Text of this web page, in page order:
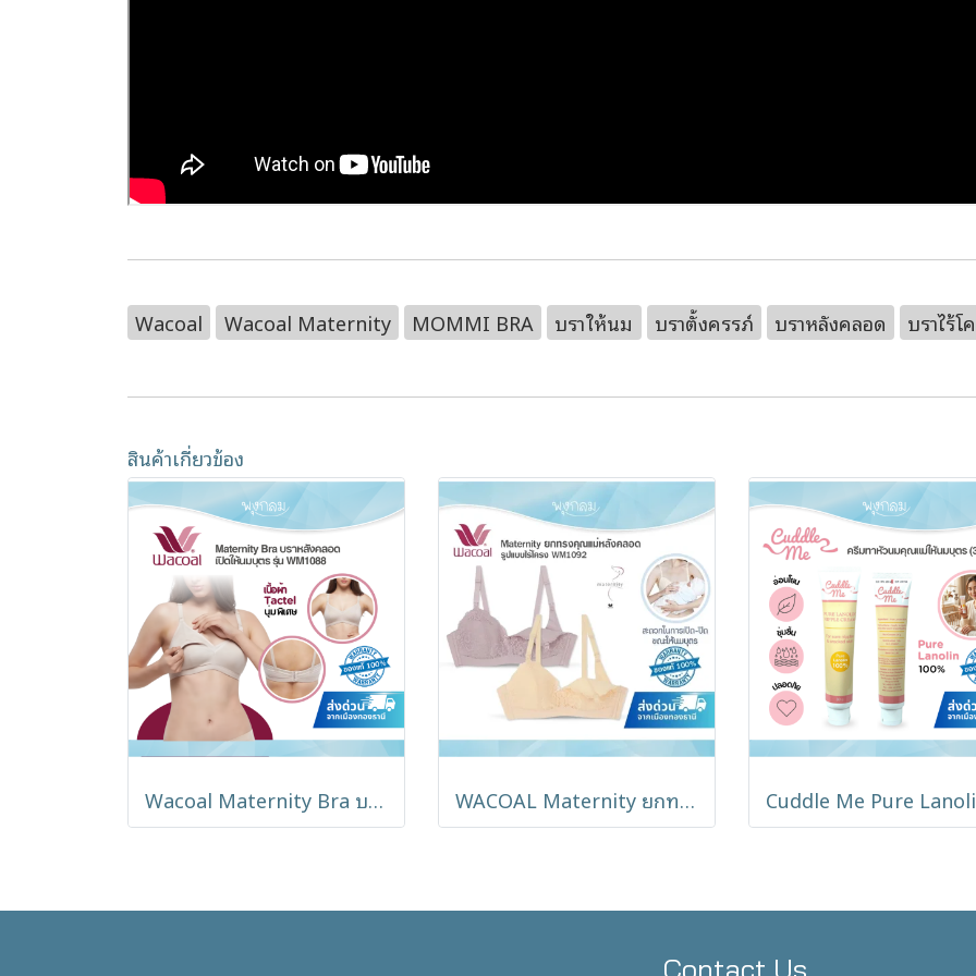
Wacoal Wacoal Maternity MOMMI BRA บราให้นม บราตั้งครรภ์ บราหลังคลอด บราไร้โ
สินค้าเกี่ยวข้อง
Wacoal Maternity Bra บราให้นมบุตร แบบไม่มีโครง รุ่น WM1088 WACOAL Maternity ยกทรงคุณแม่หลังคลอด รูปแบบไร้โครง WM1092